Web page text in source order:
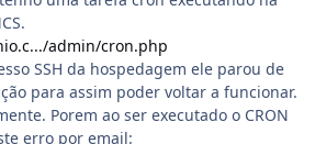
admin/cron.php
SSH da hospedagem ele parou de
para assim poder voltar a funcionar.
Porem ao ser executado o CRON
erro por email: